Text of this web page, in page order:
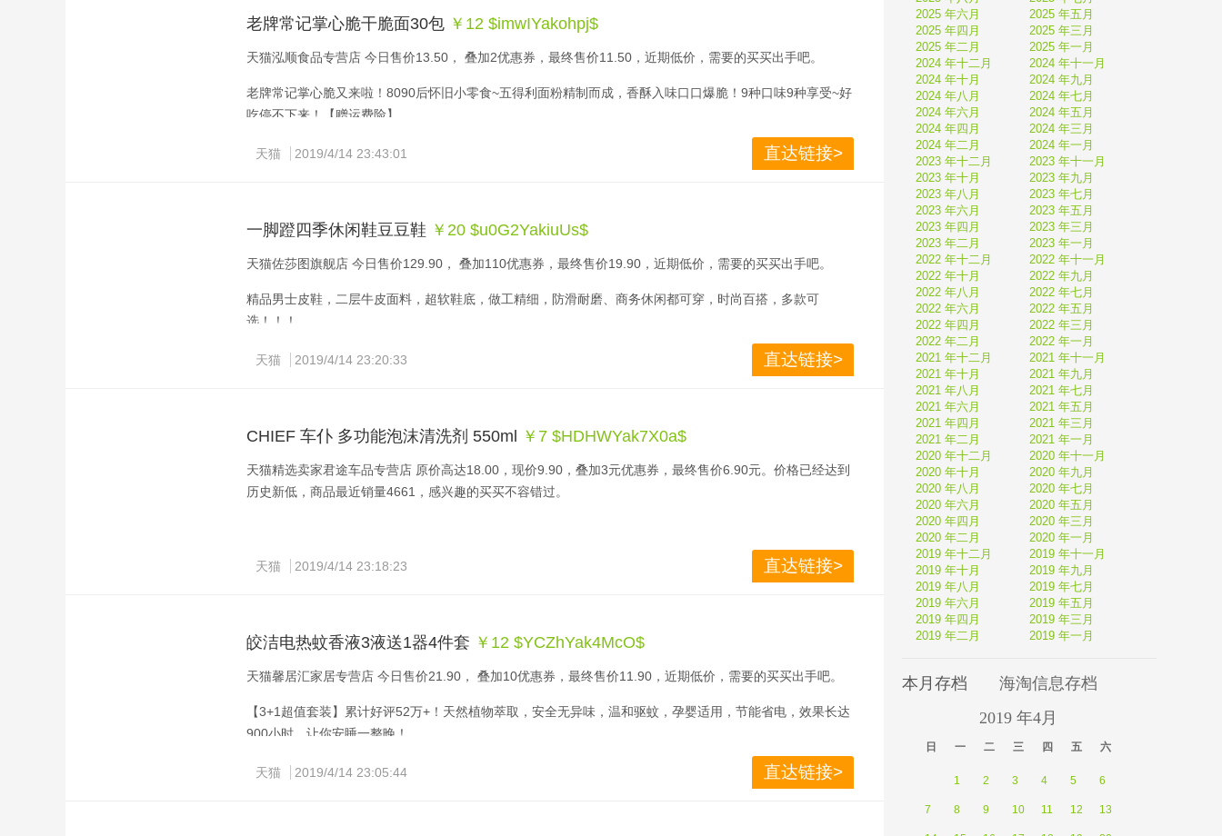
老牌常记掌心脆干脆面30包 ￥12 $imwIYakohpj$
天猫泓顺食品专营店 今日售价13.50， 叠加2优惠券，最终售价11.50，近期低价，需要的买买出手吧。
老牌常记掌心脆又来啦！8090后怀旧小零食~五得利面粉精制而成，香酥入味口口爆脆！9种口味9种享受~好
吃停不下来！【赠运费险】
天猫 2019/4/14 23:43:01 直达链接>
一脚蹬四季休闲鞋豆豆鞋 ￥20 $u0G2YakiuUs$
天猫佐莎图旗舰店 今日售价129.90， 叠加110优惠券，最终售价19.90，近期低价，需要的买买出手吧。
精品男士皮鞋，二层牛皮面料，超软鞋底，做工精细，防滑耐磨、商务休闲都可穿，时尚百搭，多款可
选！！！
天猫 2019/4/14 23:20:33 直达链接>
CHIEF 车仆 多功能泡沫清洗剂 550ml ￥7 $HDHWYak7X0a$
天猫精选卖家君途车品专营店 原价高达18.00，现价9.90，叠加3元优惠券，最终售价6.90元。价格已经达到
历史新低，商品最近销量4661，感兴趣的买买不容错过。
天猫 2019/4/14 23:18:23 直达链接>
皎洁电热蚊香液3液送1器4件套 ￥12 $YCZhYak4McO$
天猫馨居汇家居专营店 今日售价21.90， 叠加10优惠券，最终售价11.90，近期低价，需要的买买出手吧。
【3+1超值套装】累计好评52万+！天然植物萃取，安全无异味，温和驱蚊，孕婴适用，节能省电，效果长达
900小时，让你安睡一整晚！
天猫 2019/4/14 23:05:44 直达链接>
2025 年六月
2025 年五月
2025 年四月
2025 年三月
2025 年二月
2025 年一月
2024 年十二月
2024 年十一月
2024 年十月
2024 年九月
2024 年八月
2024 年七月
2024 年六月
2024 年五月
2024 年四月
2024 年三月
2024 年二月
2024 年一月
2023 年十二月
2023 年十一月
2023 年十月
2023 年九月
2023 年八月
2023 年七月
2023 年六月
2023 年五月
2023 年四月
2023 年三月
2023 年二月
2023 年一月
2022 年十二月
2022 年十一月
2022 年十月
2022 年九月
2022 年八月
2022 年七月
2022 年六月
2022 年五月
2022 年四月
2022 年三月
2022 年二月
2022 年一月
2021 年十二月
2021 年十一月
2021 年十月
2021 年九月
2021 年八月
2021 年七月
2021 年六月
2021 年五月
2021 年四月
2021 年三月
2021 年二月
2021 年一月
2020 年十二月
2020 年十一月
2020 年十月
2020 年九月
2020 年八月
2020 年七月
2020 年六月
2020 年五月
2020 年四月
2020 年三月
2020 年二月
2020 年一月
2019 年十二月
2019 年十一月
2019 年十月
2019 年九月
2019 年八月
2019 年七月
2019 年六月
2019 年五月
2019 年四月
2019 年三月
2019 年二月
2019 年一月
本月存档
海淘信息存档
2019 年4月
日 一 二 三 四 五 六
1 2 3 4 5 6
7 8 9 10 11 12 13